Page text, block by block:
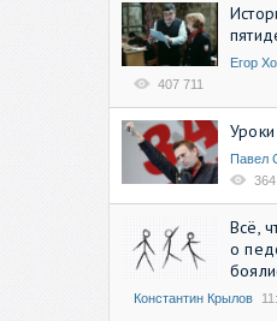
Егор
407 711
Павел
Всё,
о
Константин Крылов